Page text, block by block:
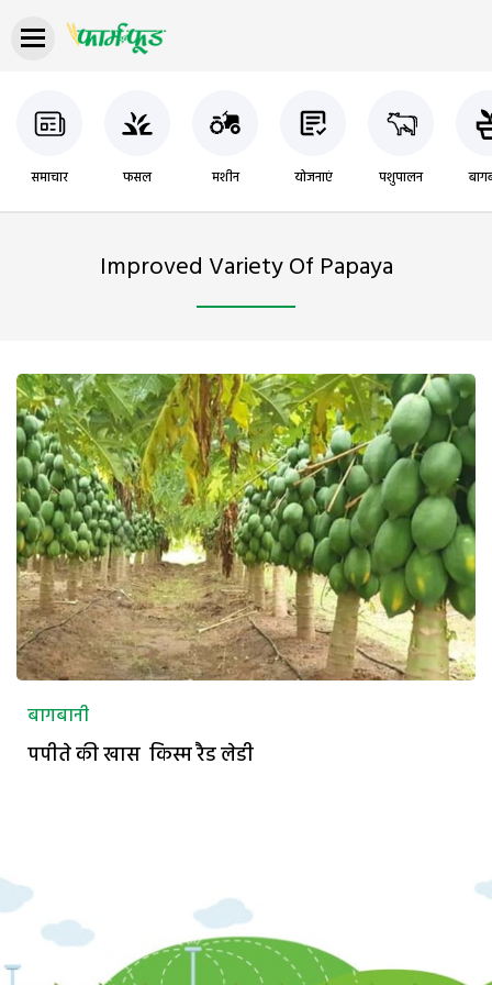
समाचार फसल मशीन योजनाएं पशुपालन
Improved Variety Of Papaya
बागबानी
पपीते की खास किस्म रैड लेडी